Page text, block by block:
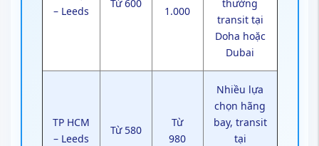
– Leeds
Từ 600
1.000
thường
transit tại
Doha hoặc
Dubai
TP HCM
– Leeds
Từ 580
Từ
980
Nhiều lựa
chọn hãng
bay, transit
tại